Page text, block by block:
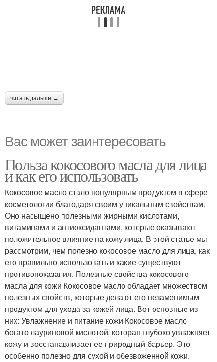
читать дальше →
Вас может заинтересовать
Польза кокосового масла для лица
и как его использовать
Кокосовое масло стало популярным продуктом в сфере
косметологии благодаря своим уникальным свойствам.
Оно насыщено полезными жирными кислотами,
витаминами и антиоксидантами, которые оказывают
положительное влияние на кожу лица. В этой статье мы
рассмотрим, чем полезно кокосовое масло для лица, как
его правильно использовать и какие существуют
противопоказания. Полезные свойства кокосового
масла для кожи Кокосовое масло обладает множеством
полезных свойств, которые делают его незаменимым
продуктом для ухода за кожей лица. Вот основные из
них: Увлажнение и питание кожи Кокосовое масло
богато лауриновой кислотой, которая глубоко увлажняет
кожу и восстанавливает ее природный барьер. Это
особенно полезно для сухой и обезвоженной кожи.